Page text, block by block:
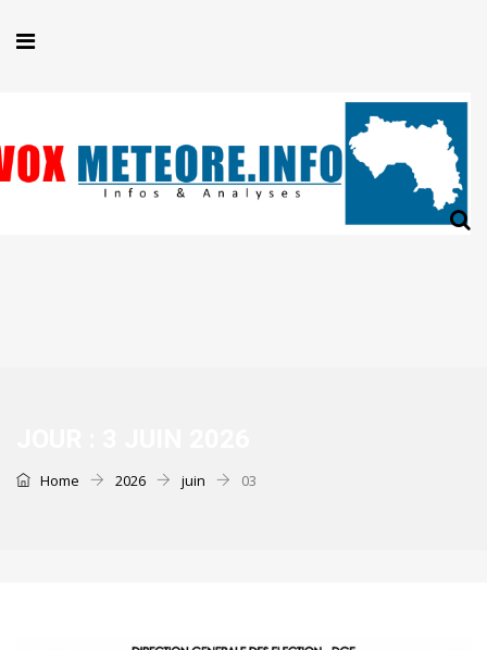
Home 2026 juin 03